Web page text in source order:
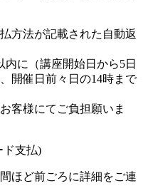
方法が記載された自動返
に（講座開始日から5日
開催日前々日の14時まで
客様にてご負担願いま
支払)
ほど前ごろに詳細をご連